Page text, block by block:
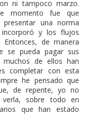
ni tampoco marzo.
momento fue que
una norma
y los flujos
de manera
se pueda pagar sus
de ellos han
completar con esta
he pensado que
de repente, yo no
sobre todo en
que han estado